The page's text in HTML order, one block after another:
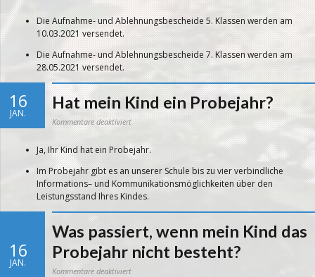
erhält
Kind
die
den
Ablehnungsbescheid?
Die Aufnahme- und Ablehnungsbescheide 5. Klassen werden am
10.03.2021 versendet.
Die Aufnahme- und Ablehnungsbescheide 7. Klassen werden am
28.05.2021 versendet.
16
JAN.
Hat mein Kind ein Probejahr?
Kommentare deaktiviertfür
Kind
ein
Probejahr?
Ja, Ihr Kind hat ein Probejahr.
Im Probejahr gibt es an unserer Schule bis zu vier verbindliche
Informations– und Kommunikationsmöglichkeiten über den
Leistungsstand Ihres Kindes.
16
JAN.
Was passiert, wenn mein Kind das
Probejahr nicht besteht?
Kommentare deaktiviertfür